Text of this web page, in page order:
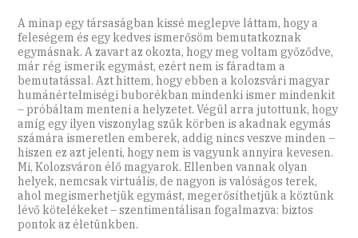
A minap egy társaságban kissé meglepve láttam, hogy a
feleségem és egy kedves ismerősöm bemutatkoznak
egymásnak. A zavart az okozta, hogy meg voltam győződve,
már rég ismerik egymást, ezért nem is fáradtam a
bemutatással. Azt hittem, hogy ebben a kolozsvári magyar
humánértelmiségi buborékban mindenki ismer mindenkit
– próbáltam menteni a helyzetet. Végül arra jutottunk, hogy
amíg egy ilyen viszonylag szűk körben is akadnak egymás
számára ismeretlen emberek, addig nincs veszve minden –
hiszen ez azt jelenti, hogy nem is vagyunk annyira kevesen.
Mi, Kolozsváron élő magyarok. Ellenben vannak olyan
helyek, nemcsak virtuális, de nagyon is valóságos terek,
ahol megismerhetjük egymást, megerősíthetjük a köztünk
lévő kötelékeket – szentimentálisan fogalmazva: biztos
pontok az életünkben.